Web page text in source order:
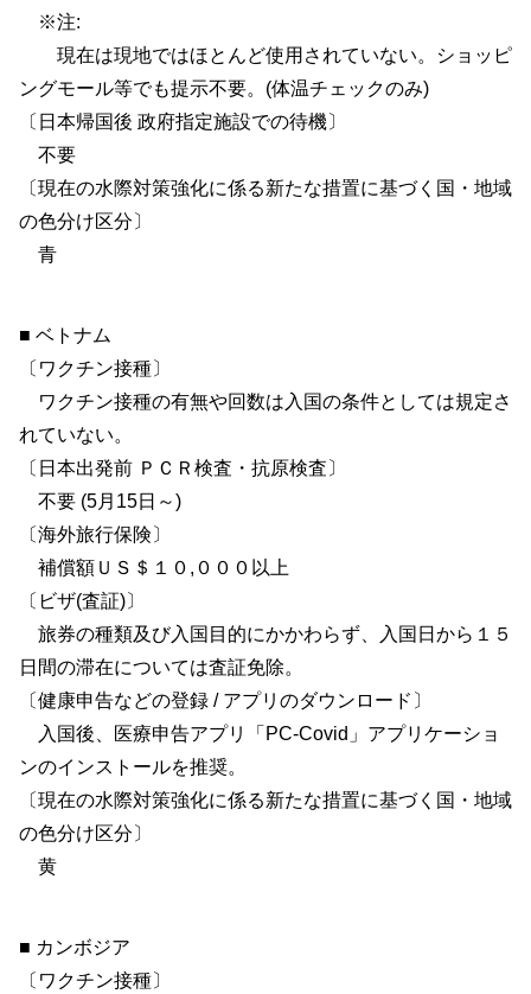
※注:
現在は現地ではほとんど使用されていない。ショッピ
ングモール等でも提示不要。(体温チェックのみ)
〔日本帰国後 政府指定施設での待機〕
不要
〔現在の水際対策強化に係る新たな措置に基づく国・地域
の色分け区分〕
青
■ ベトナム
〔ワクチン接種〕
ワクチン接種の有無や回数は入国の条件としては規定さ
れていない。
〔日本出発前 ＰＣＲ検査・抗原検査〕
不要 (5月15日～)
〔海外旅行保険〕
補償額ＵＳ＄１０,０００以上
〔ビザ(査証)〕
旅券の種類及び入国目的にかかわらず、入国日から１５
日間の滞在については査証免除。
〔健康申告などの登録 / アプリのダウンロード〕
入国後、医療申告アプリ「PC-Covid」アプリケーショ
ンのインストールを推奨。
〔現在の水際対策強化に係る新たな措置に基づく国・地域
の色分け区分〕
黄
■ カンボジア
〔ワクチン接種〕